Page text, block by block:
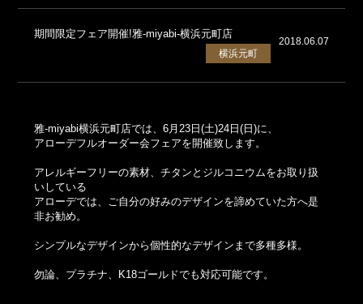
期間限定フェア開催!雅-miyabi-横浜元町店
2018.06.07
横浜元町
雅-miyabi横浜元町店では、6月23日(土)24日(日)に、
アローデフルオーダー会フェアを開催致します。
アレルギーフリーの素材、チタンとジルコニウムをお取り扱
いしている
アローデでは、ご自分の好みのデザインを諦めていた方へ是
非お勧め。
シンプルなデザインから個性的なデザインまで多種多様。
勿論、プラチナ、K18ゴールドでも対応可能です。